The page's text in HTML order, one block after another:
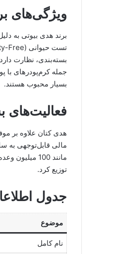
ویژگی‌های
برند هدی بیوتی به
بسته‌بندی، نظارت
جمله کرم‌پودرهای با
بسیار محبوب هستند.
فعالیت‌های
هدی کتان علاوه بر
توزیع کرد.
جدول
موضوع
نام کامل